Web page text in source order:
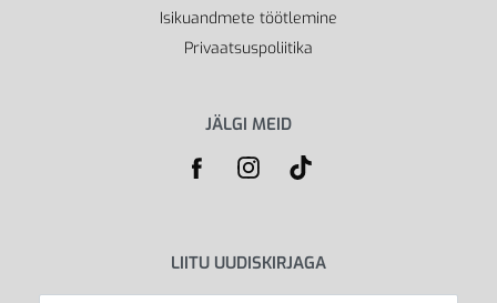
Isikuandmete töötlemine
Privaatsuspoliitika
JÄLGI MEID
LIITU UUDISKIRJAGA